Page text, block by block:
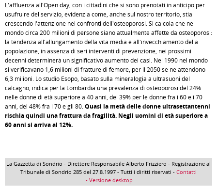
L'affluenza all'Open day, con i cittadini che si sono prenotati in anticipo per
usufruire del servizio, evidenzia come, anche sul nostro territorio, stia
crescendo l'attenzione nei confronti dell'osteoporosi. Si calcola che nel
mondo circa 200 milioni di persone siano attualmente affette da osteoporosi:
la tendenza all'allungamento della vita media e all'invecchiamento della
popolazione, in assenza di seri interventi di prevenzione, nei prossimi
decenni determinerà un significativo aumento dei casi. Nel 1990 nel mondo
si verificavano 1,6 milioni di fratture di femore, per il 2050 se ne attendono
6,3 milioni. Lo studio Esopo, basato sulla mineralogia a ultrasuoni del
calcagno, indica per la Lombardia una prevalenza di osteoporosi del 24%
nelle donne di età superiore a 40 anni, del 39% per le donne fra i 60 e i 70
anni, del 48% fra i 70 e gli 80.Quasi la metà delle donne ultrasettantenni
rischia quindi una frattura da fragilità. Negli uomini di età superiore a
60 anni si arriva al 12%.
La Gazzetta di Sondrio - Direttore Responsabile Alberto Frizziero - Registrazione al
Tribunale di Sondrio 285 del 27.8.1997 - Tutti i diritti riservati - Contatti
- Versione desktop